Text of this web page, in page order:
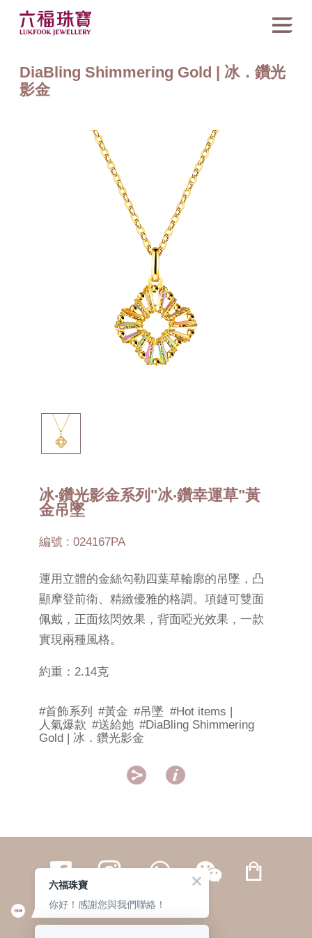
DiaBling Shimmering Gold | 冰．鑽光
影金
冰‧鑽光影金系列"冰‧鑽幸運草"黃
金吊墜
編號 : 024167PA
運用立體的金絲勾勒四葉草輪廓的吊墜，凸
顯摩登前衛、精緻優雅的格調。項鏈可雙面
佩戴，正面炫閃效果，背面啞光效果，一款
實現兩種風格。
約重：2.14克
#首飾系列 #黃金 #吊墜 #Hot items |
人氣爆款 #送給她 #DiaBling Shimmering
Gold | 冰．鑽光影金
 
繁體 | 簡体
六福珠寶
你好！感謝您與我們聯絡！